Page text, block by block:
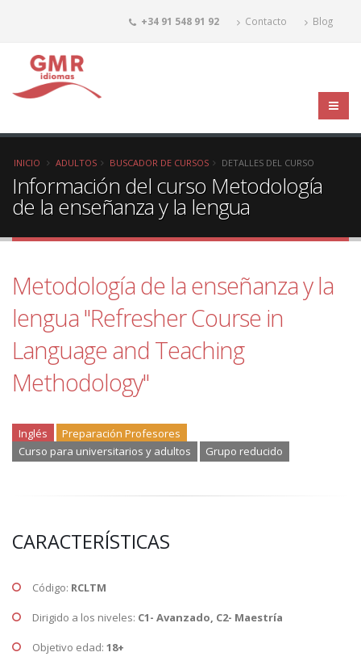
+34 91 548 91 92 Contacto Blog
INICIO ADULTOS BUSCADOR DE CURSOS DETALLES DEL CURSO
Información del curso Metodología
de la enseñanza y la lengua
Metodología de la enseñanza y la
lengua "Refresher Course in
Language and Teaching
Methodology"
Inglés
Preparación Profesores
Curso para universitarios y adultos
Grupo reducido
CARACTERÍSTICAS
Código: RCLTM
Dirigido a los niveles: C1- Avanzado, C2- Maestría
Objetivo edad: 18+